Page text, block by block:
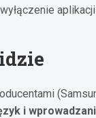
aplikacji
i